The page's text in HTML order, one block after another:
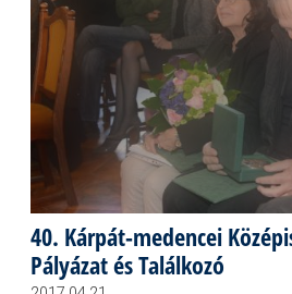
40. Kárpát-medencei
Pályázat és Találkozó